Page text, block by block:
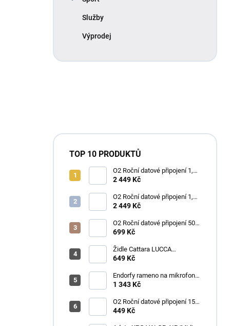
Služby
Výprodej
TOP 10 PRODUKTŮ
O2 Roční datové připojení 1,2
TB
2 449 Kč
O2 Roční datové připojení 1,2
TB
2 449 Kč
O2 Roční datové připojení 50
GB
699 Kč
Židle Cattara LUCCA
kempingová skládací modrá
649 Kč
Endorfy rameno na mikrofon
Broadcast Low Profile Boom
hlava / černý
1 343 Kč
O2 Roční datové připojení 15
GB
449 Kč